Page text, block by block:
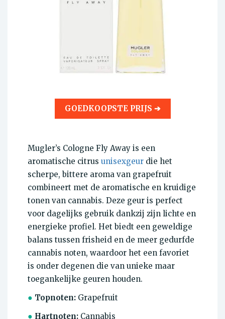
GOEDKOOPSTE PRIJS ➔
Mugler’s Cologne Fly Away is een
aromatische citrus unisexgeur die het
scherpe, bittere aroma van grapefruit
combineert met de aromatische en kruidige
tonen van cannabis. Deze geur is perfect
voor dagelijks gebruik dankzij zijn lichte en
energieke profiel. Het biedt een geweldige
balans tussen frisheid en de meer gedurfde
cannabis noten, waardoor het een favoriet
is onder degenen die van unieke maar
toegankelijke geuren houden.
● Topnoten: Grapefruit
● Hartnoten: Cannabis